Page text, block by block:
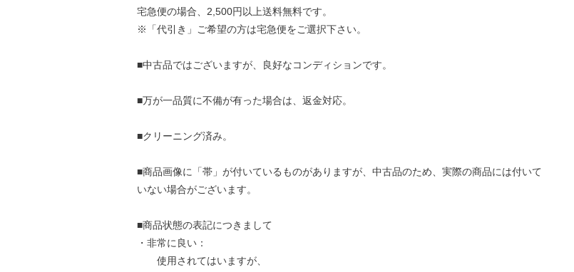
宅急便の場合、2,500円以上送料無料です。
※「代引き」ご希望の方は宅急便をご選択下さい。
■中古品ではございますが、良好なコンディションです。
■万が一品質に不備が有った場合は、返金対応。
■クリーニング済み。
■商品画像に「帯」が付いているものがありますが、中古品のため、実際の商品には付いて
いない場合がございます。
■商品状態の表記につきまして
・非常に良い：
使用されてはいますが、